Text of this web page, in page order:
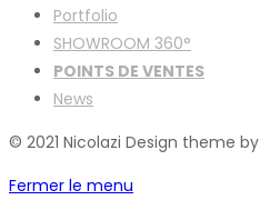
Portfolio
SHOWROOM 360°
POINTS DE VENTES
News
© 2021 Nicolazi Design theme by
Fermer le menu